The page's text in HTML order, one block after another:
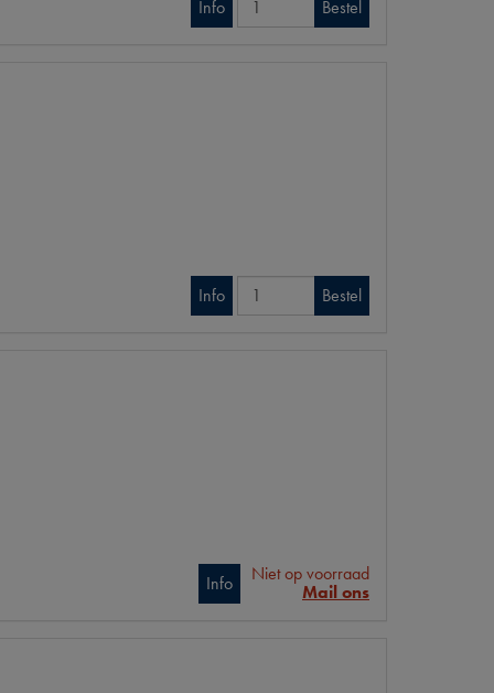
Info
Bestel
Info
Bestel
Info
Niet op voorraad
Mail ons